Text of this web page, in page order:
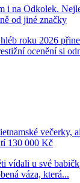
i na Odkolek.
od jiné značky
roku 2026
ocenění si
večerky,
130 000 Kč
vídali u své
váza, která...